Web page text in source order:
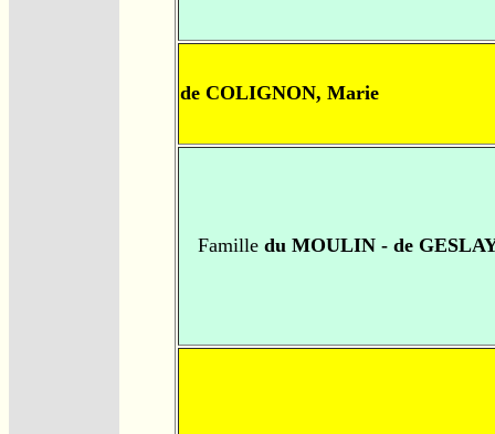
de COLIGNON, Marie
Familledu MOULIN - de